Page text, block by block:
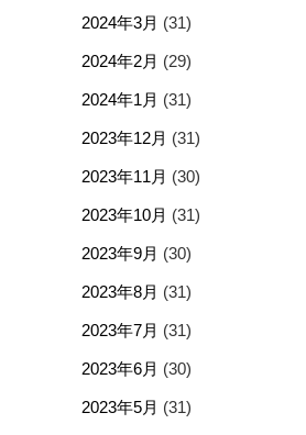
2024年3月 (31)
2024年2月 (29)
2024年1月 (31)
2023年12月 (31)
2023年11月 (30)
2023年10月 (31)
2023年9月 (30)
2023年8月 (31)
2023年7月 (31)
2023年6月 (30)
2023年5月 (31)